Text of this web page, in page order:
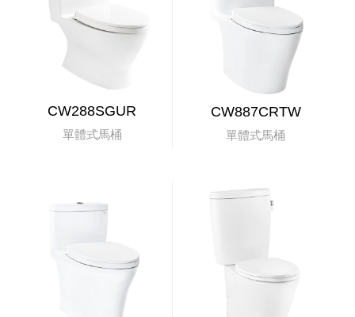
CW288SGUR
單體式馬桶
CW887CRTW
單體式馬桶